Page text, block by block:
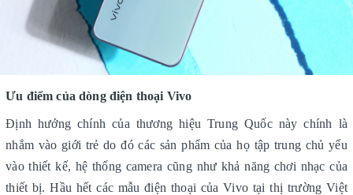
Ưu điểm của dòng điện thoại Vivo
Định hướng chính của thương hiệu Trung Quốc này chính là
nhắm vào giới trẻ do đó các sản phẩm của họ tập trung chủ yếu
vào thiết kế, hệ thống camera cũng như khả năng chơi nhạc của
thiết bị. Hầu hết các mẫu điện thoại của Vivo tại thị trường Việt